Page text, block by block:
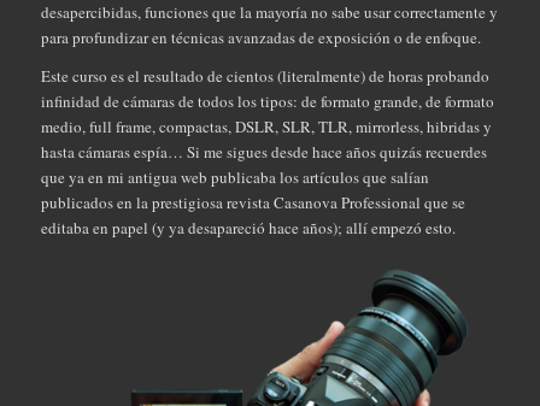
desapercibidas, funciones que la mayoría no sabe usar correctamente y
para profundizar en técnicas avanzadas de exposición o de enfoque.
Este curso es el resultado de cientos (literalmente) de horas probando
infinidad de cámaras de todos los tipos: de formato grande, de formato
medio, full frame, compactas, DSLR, SLR, TLR, mirrorless, hibridas y
hasta cámaras espía… Si me sigues desde hace años quizás recuerdes
que ya en mi antigua web publicaba los artículos que salían
publicados en la prestigiosa revista Casanova Professional que se
editaba en papel (y ya desapareció hace años); allí empezó esto.